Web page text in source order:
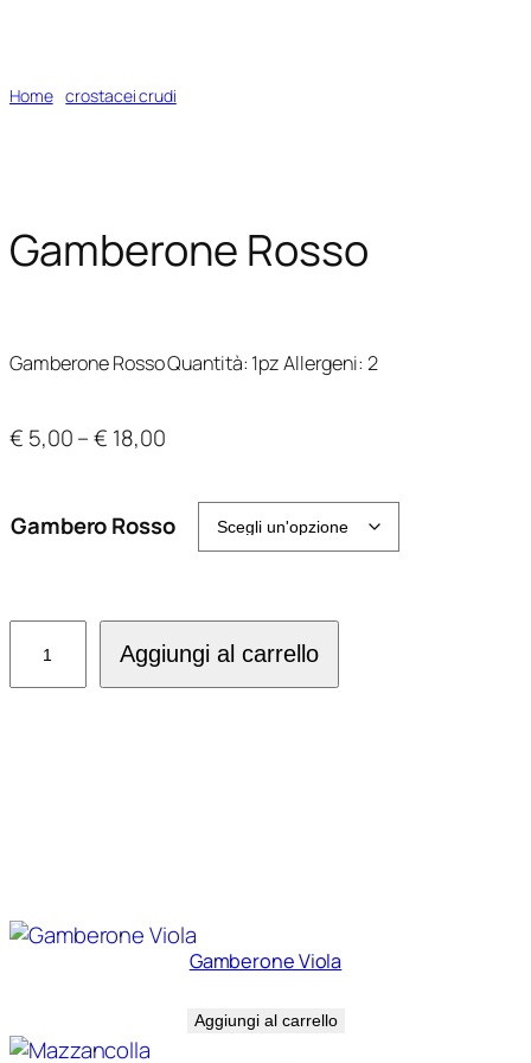
Home/crostacei crudi
Gamberone Rosso
Gamberone Rosso Quantità: 1pz Allergeni: 2
€ 5,00–€ 18,00Fascia
prezzo:
da
€ 5,00
€ 18,00
Gambero Rosso
Gamberone
Rosso
quantità
Aggiungi al carrello
Gamberone Viola
Aggiungi al carrello